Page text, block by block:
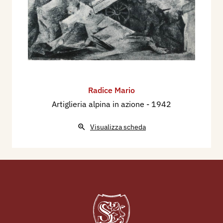
d'Arte indetta dal Comitato per le onoranze a
Volta, catalogo mostra, Como, Istituto Carducci,
p. 45.
1933 - IV° Mostra d’Arte del Sindacato regionale
Permanente di Milano, catalogo mostra, pp.nn.
1942 - Prima Mostra degli Artisti Italiani in Armi,
a cura Stato Maggiore R. Esercito, catalogo
mostra, Roma, Palazzo delle Esposizioni,
Radice Mario
Artiglieria alpina in azione - 1942
Visualizza scheda